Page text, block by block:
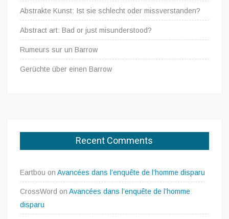
Abstrakte Kunst: Ist sie schlecht oder missverstanden?
Abstract art: Bad or just misunderstood?
Rumeurs sur un Barrow
Gerüchte über einen Barrow
Recent Comments
Eartbou onAvancées dans l’enquête de l’homme disparu
CrossWord onAvancées dans l’enquête de l’homme
disparu